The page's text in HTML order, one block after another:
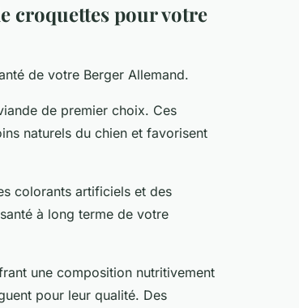
croquettes pour votre
de votre Berger Allemand.
de premier choix. Ces
naturels du chien et favorisent
colorants artificiels et des
à long terme de votre
une composition nutritivement
pour leur qualité. Des